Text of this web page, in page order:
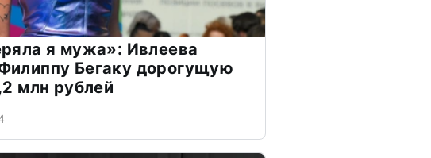
я мужа»: Ивлеева
Бегаку дорогущую
млн рублей